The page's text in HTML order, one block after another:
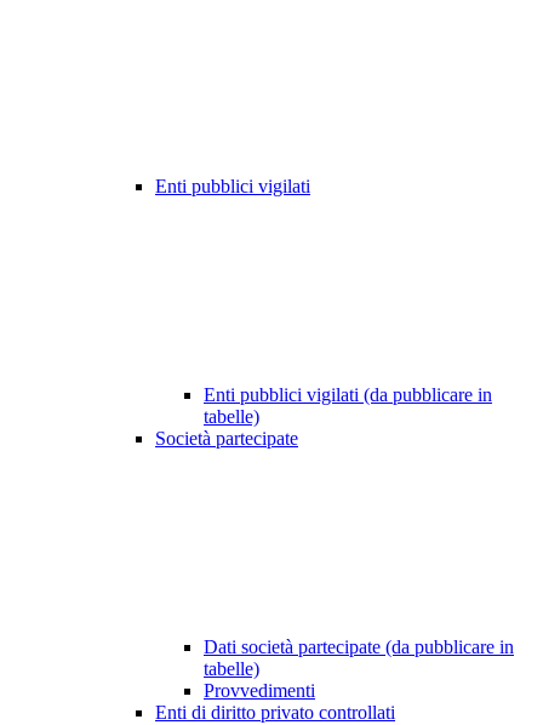
Enti pubblici vigilati
Enti pubblici vigilati (da pubblicare in
tabelle)
Società partecipate
Dati società partecipate (da pubblicare in
tabelle)
Provvedimenti
Enti di diritto privato controllati